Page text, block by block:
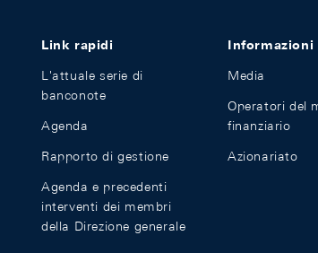
Link rapidi
L'attuale serie di
banconote
Agenda
Rapporto di gestione
Agenda e precedenti
interventi dei membri
della Direzione generale
Informazioni
Media
Operatori del
finanziario
Azionariato